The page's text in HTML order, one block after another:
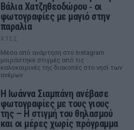
Βάλια Χατζηθεοδώρου ‑ οι
φωτογραφίες με μαγιό στην
παραλία
ΧΤΕΣ
Μέσα από ανάρτηση στο Instagram
μοιράστηκε στιγμές από τις
καλοκαιρινές της διακοπές στο νησί των
ανέμων
H Ιωάννα Σιαμπάνη ανέβασε
φωτογραφίες με τους γιους
της – Η στιγμή του θηλασμού
και οι μέρες χωρίς πρόγραμμα